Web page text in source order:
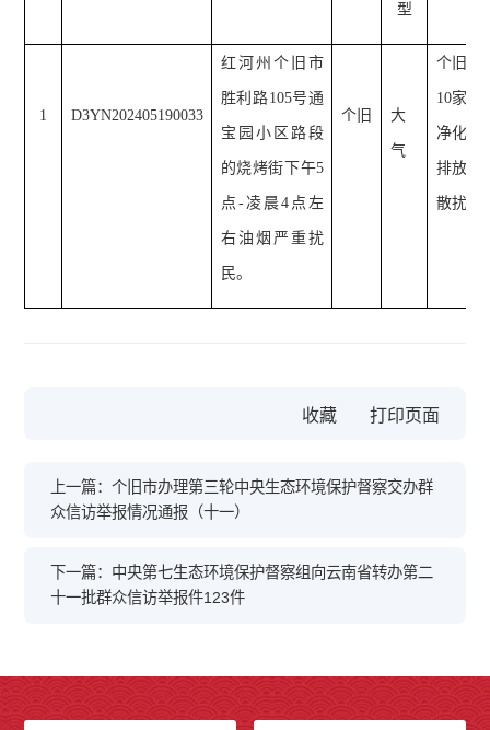
型
1 D3YN202405190033
红河州个旧市
胜利路105号通
宝园小区路段
的烧烤街下午5
点-凌晨4点左
右油烟严重扰
民。
个旧 大
气
个旧市
10家餐
净化装
排放管
散扰民
收藏
上一篇：个旧市办理第三轮中央生态环境保护督察交办群
众信访举报情况通报（十一）
下一篇：中央第七生态环境保护督察组向云南省转办第二
十一批群众信访举报件123件